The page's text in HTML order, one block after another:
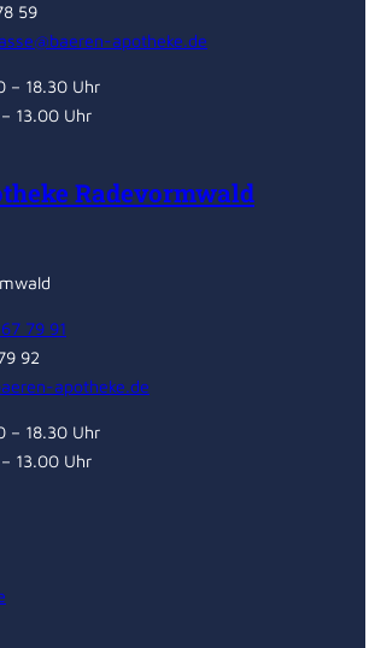
59
apotheke.de
– 18.30 Uhr
13.00 Uhr
Radevormwald
79 91
92
apotheke.de
– 18.30 Uhr
13.00 Uhr